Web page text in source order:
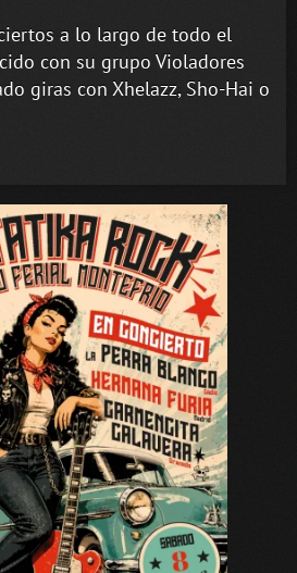
a lo largo de todo el
con su grupo Violadores
giras con Xhelazz, Sho-Hai o